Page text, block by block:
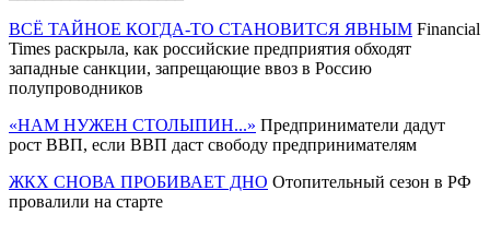
ВСЁ ТАЙНОЕ КОГДА-ТО СТАНОВИТСЯ ЯВНЫМ Financial
Times раскрыла, как российские предприятия обходят
западные санкции, запрещающие ввоз в Россию
полупроводников
«НАМ НУЖЕН СТОЛЫПИН...» Предприниматели дадут
рост ВВП, если ВВП даст свободу предпринимателям
ЖКХ СНОВА ПРОБИВАЕТ ДНО Отопительный сезон в РФ
провалили на старте